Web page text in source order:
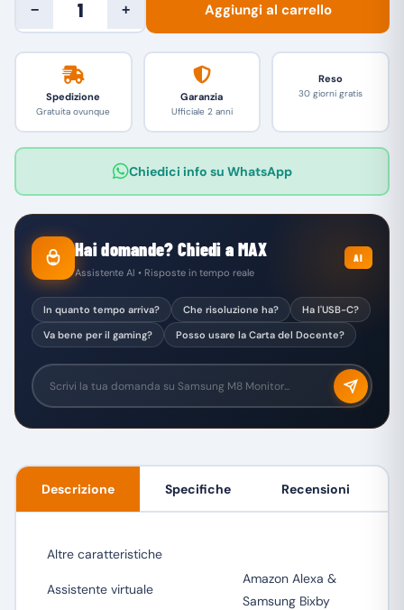
− + Aggiungi al carrello
Spedizione
Gratuita ovunque
Garanzia
Ufficiale 2 anni
Reso
30 giorni gratis
Chiedici info su WhatsApp
Hai domande? Chiedi a MAX
Assistente AI • Risposte in tempo reale
AI
In quanto tempo arriva? Che risoluzione ha?
Ha l'USB-C?
Va bene per il gaming?
Posso usare la Carta del Docente?
Descrizione Specifiche Recensioni
Altre caratteristiche
Assistente virtuale
Amazon Alexa &
Samsung Bixby